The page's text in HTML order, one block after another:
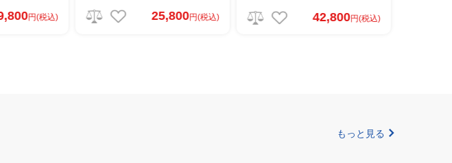
25,800 円(税込) 42,800 円(税込)
もっと見る